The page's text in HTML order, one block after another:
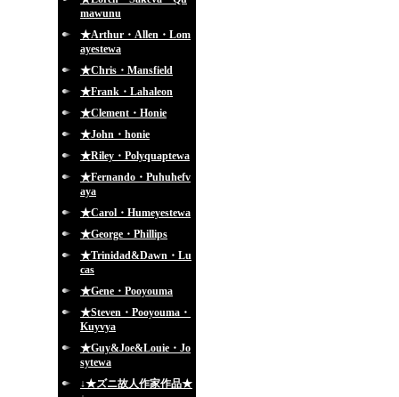
mawunu
★Arthur・Allen・Lom
ayestewa
★Chris・Mansfield
★Frank・Lahaleon
★Clement・Honie
★John・honie
★Riley・Polyquaptewa
★Fernando・Puhuhefv
aya
★Carol・Humeyestewa
★George・Phillips
★Trinidad&Dawn・Lu
cas
★Gene・Pooyouma
★Steven・Pooyouma・
Kuyvya
★Guy&Joe&Louie・Jo
sytewa
↓★ズニ故人作家作品★